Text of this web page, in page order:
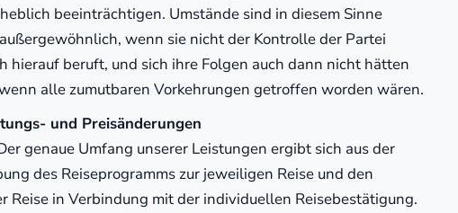
beeinträchtigen. Umstände sind in diesem Sinne
wenn sie nicht der Kontrolle der Partei
hierauf beruft, und sich ihre Folgen auch dann nicht hätten
alle zumutbaren Vorkehrungen getroffen worden wären.
und Preisänderungen
genaue Umfang unserer Leistungen ergibt sich aus der
des Reiseprogramms zur jeweiligen Reise und den
Reise in Verbindung mit der individuellen Reisebestätigung.